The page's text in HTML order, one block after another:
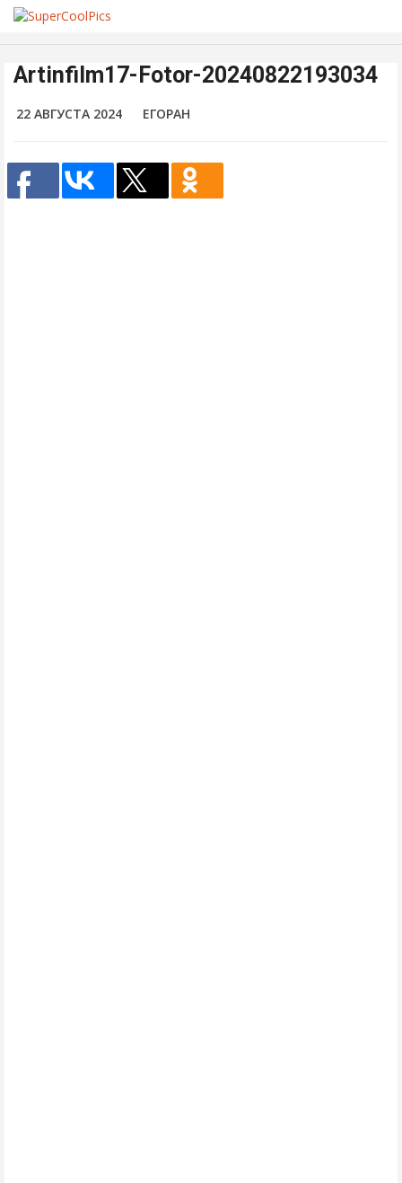
Artinfilm17-Fotor-20240822193034
22 АВГУСТА 2024 ЕГОРАН